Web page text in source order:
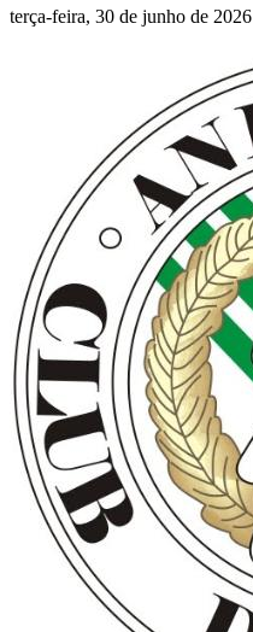
terça-feira, 30 de junho de 2026